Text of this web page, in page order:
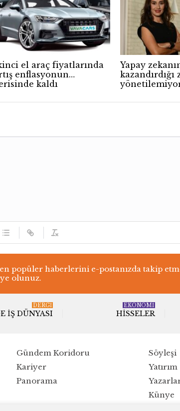
el araç fiyatlarında
enflasyonun
kaldı
Yapay
kazandırdığı
popüler haberlerini e-postanızda takip
olunuz.
İŞ DÜNYASI
DERGI
HISSELER
EKONOMİ
Gündem Koridoru
Kariyer
Panorama
Söyleşi
Yatırım
Künye